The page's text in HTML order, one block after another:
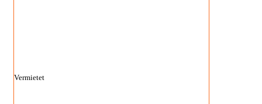
Vermietet